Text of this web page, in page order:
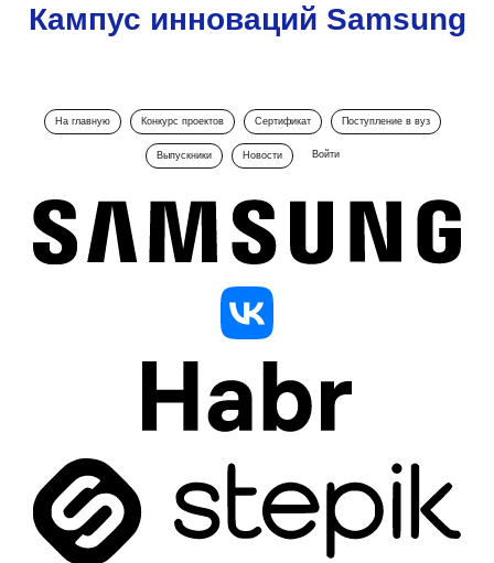
Кампус инноваций Samsung
На главную Конкурс проектов Сертификат Поступление в вуз
Выпускники Новости Войти